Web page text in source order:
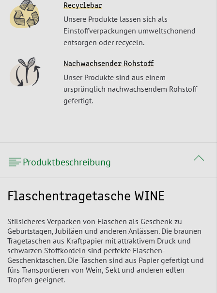
Recyclebar
Unsere Produkte lassen sich als
Einstoffverpackungen umweltschonend
entsorgen oder recyceln.
Nachwachsender Rohstoff
Unser Produkte sind aus einem
ursprünglich nachwachsendem Rohstoff
gefertigt.
Produktbeschreibung
Flaschentragetasche WINE
Stilsicheres Verpacken von Flaschen als Geschenk zu
Geburtstagen, Jubiläen und anderen Anlässen. Die braunen
Tragetaschen aus Kraftpapier mit attraktivem Druck und
schwarzen Stoffkordeln sind perfekte Flaschen-
Geschenktaschen. Die Taschen sind aus Papier gefertigt und
fürs Transportieren von Wein, Sekt und anderen edlen
Tropfen geeignet.